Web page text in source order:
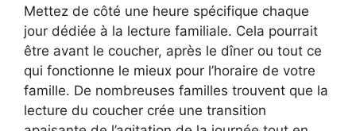
Mettez de côté une heure spécifique chaque
jour dédiée à la lecture familiale. Cela pourrait
être avant le coucher, après le dîner ou tout ce
qui fonctionne le mieux pour l’horaire de votre
famille. De nombreuses familles trouvent que la
lecture du coucher crée une transition